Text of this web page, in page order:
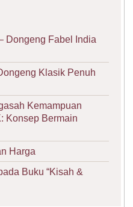
Dongeng Fabel India
Klasik Penuh
Kemampuan
Konsep Bermain
Harga
Buku “Kisah &